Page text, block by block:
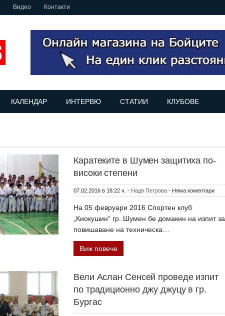
Видео Контакти
КАЛЕНДАР ИНТЕРВЮ СТАТИИ КЛУБОВЕ
Каратеките в Шумен защитиха по-
високи степени
07.02.2016 в 18:22 ч. - Надя Петрова - Няма коментари
На 05 февруари 2016 Спортен клуб
„Киокушин“ гр. Шумен бе домакин на изпит за
повишаване на техническа…
Виж повече
Вели Аслан Сенсей проведе изпит
по традиционно джу джуцу в гр.
Бургас